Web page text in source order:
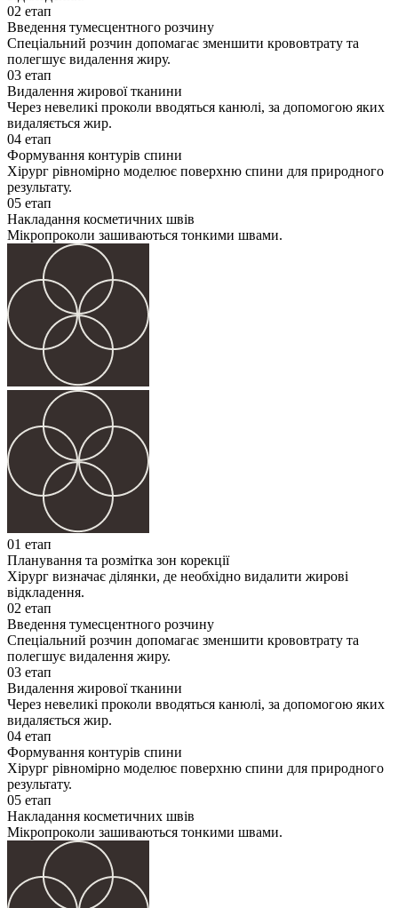
02 етап
Введення тумесцентного розчину
Спеціальний розчин допомагає зменшити крововтрату та
полегшує видалення жиру.
03 етап
Видалення жирової тканини
Через невеликі проколи вводяться канюлі, за допомогою яких
видаляється жир.
04 етап
Формування контурів спини
Хірург рівномірно моделює поверхню спини для природного
результату.
05 етап
Накладання косметичних швів
Мікропроколи зашиваються тонкими швами.
01 етап
Планування та розмітка зон корекції
Хірург визначає ділянки, де необхідно видалити жирові
відкладення.
02 етап
Введення тумесцентного розчину
Спеціальний розчин допомагає зменшити крововтрату та
полегшує видалення жиру.
03 етап
Видалення жирової тканини
Через невеликі проколи вводяться канюлі, за допомогою яких
видаляється жир.
04 етап
Формування контурів спини
Хірург рівномірно моделює поверхню спини для природного
результату.
05 етап
Накладання косметичних швів
Мікропроколи зашиваються тонкими швами.